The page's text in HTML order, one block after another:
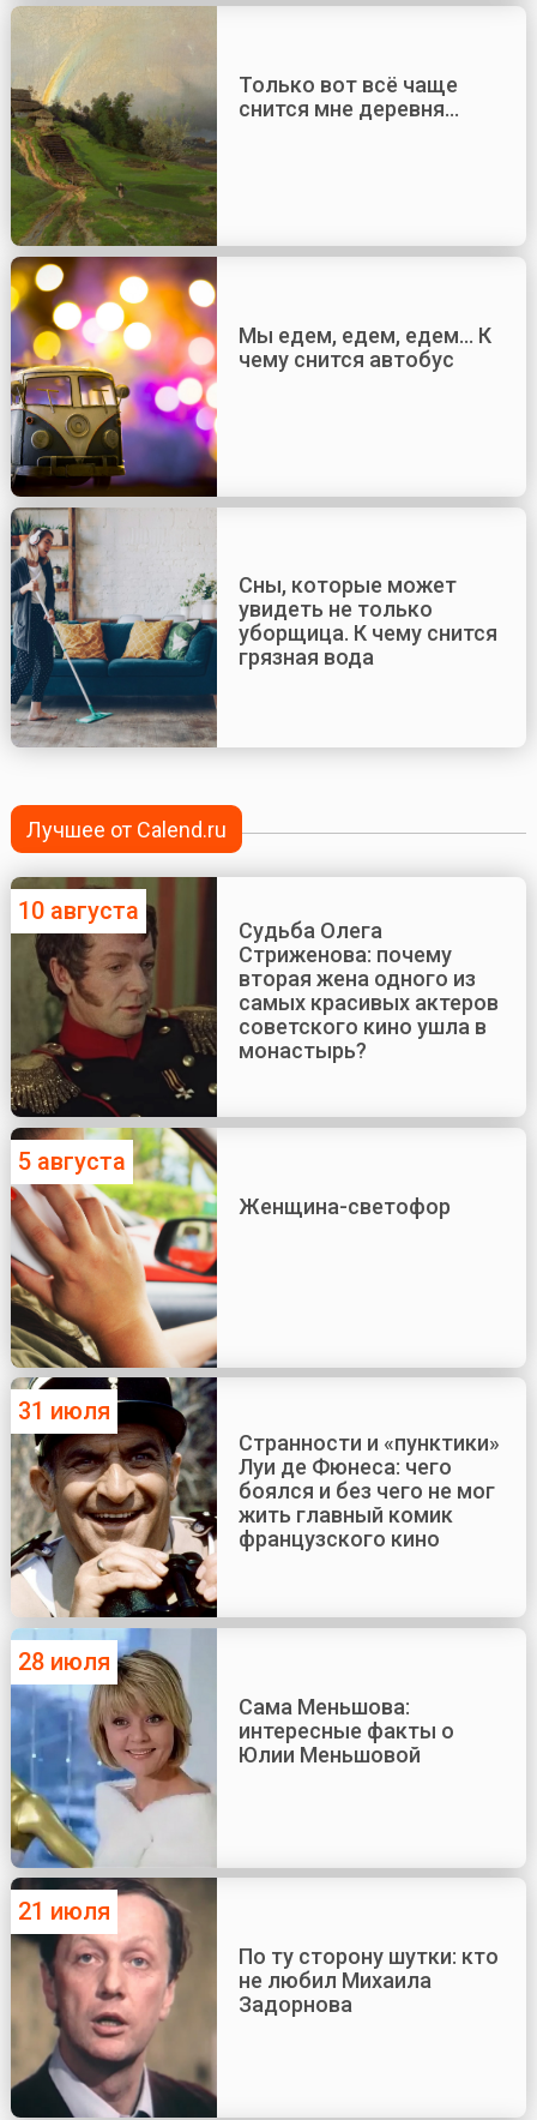
Только вот всё чаще
снится мне деревня…
Мы едем, едем, едем… К
чему снится автобус
Сны, которые может
увидеть не только
уборщица. К чему снится
грязная вода
Лучшее от Calend.ru
10 августа
Судьба Олега
Стриженова: почему
вторая жена одного из
самых красивых актеров
советского кино ушла в
монастырь?
5 августа
Женщина-светофор
31 июля
Странности и «пунктики»
Луи де Фюнеса: чего
боялся и без чего не мог
жить главный комик
французского кино
28 июля
Сама Меньшова:
интересные факты о
Юлии Меньшовой
21 июля
По ту сторону шутки: кто
не любил Михаила
Задорнова